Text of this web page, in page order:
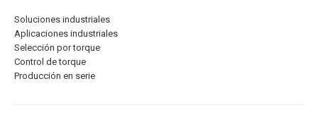
Soluciones industriales
Aplicaciones industriales
Selección por torque
Control de torque
Producción en serie